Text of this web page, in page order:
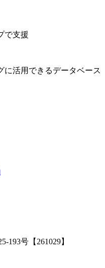
で支援
に活用できるデータベース
193号【261029】